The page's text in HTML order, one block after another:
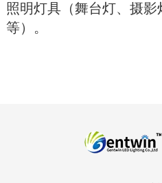
照明灯具（舞台灯、摄
等）。